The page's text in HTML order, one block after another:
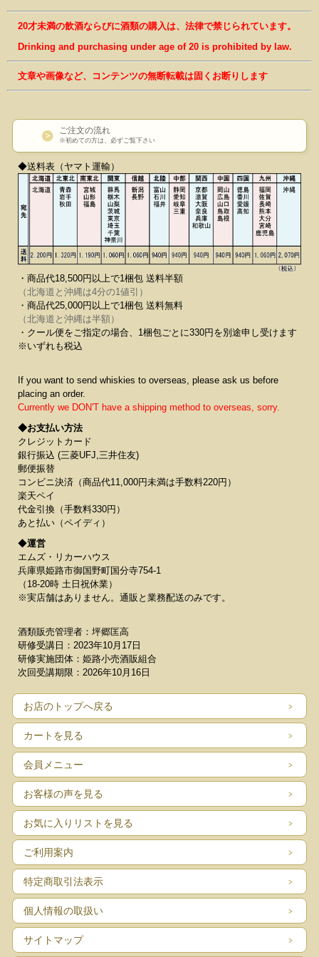
20才未満の飲酒ならびに酒類の購入は、法律で禁じられています。
Drinking and purchasing under age of 20 is prohibited by law.
文章や画像など、コンテンツの無断転載は固くお断りします
ご注文の流れ
※初めての方は、必ずご覧下さい
◆送料表（ヤマト運輸）
・商品代18,500円以上で1梱包 送料半額
（北海道と沖縄は4分の1値引）
・商品代25,000円以上で1梱包 送料無料
（北海道と沖縄は半額）
・クール便をご指定の場合、1梱包ごとに330円を別途申し受けます
※いずれも税込
If you want to send whiskies to overseas, please ask us before
placing an order.
Currently we DON'T have a shipping method to overseas, sorry.
◆お支払い方法
クレジットカード
銀行振込 (三菱UFJ,三井住友)
郵便振替
コンビニ決済（商品代11,000円未満は手数料220円）
楽天ペイ
代金引換（手数料330円）
あと払い（ペイディ）
◆運営
エムズ・リカーハウス
兵庫県姫路市御国野町国分寺754-1
（18-20時 土日祝休業）
※実店舗はありません。通販と業務配送のみです。
酒類販売管理者：坪郷匡高
研修受講日：2023年10月17日
研修実施団体：姫路小売酒販組合
次回受講期限：2026年10月16日
お店のトップへ戻る
カートを見る
会員メニュー
お客様の声を見る
お気に入りリストを見る
ご利用案内
特定商取引法表示
個人情報の取扱い
サイトマップ